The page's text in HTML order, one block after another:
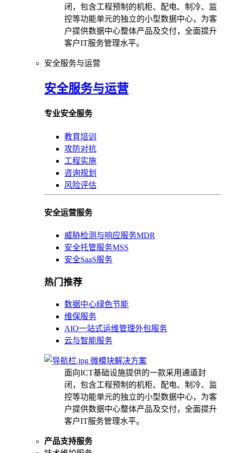
闭，包含工程预制的机柜、配电、制冷、监
控等功能单元的独立的小型数据中心，为客
户提供数据中心整体产品及交付，全面提升
客户IT服务管理水平。
安全服务与运营
安全服务与运营
专业安全服务
教育培训
攻防对抗
工程实施
咨询规划
风险评估
安全运营服务
威胁检测与响应服务MDR
安全托管服务MSS
安全SaaS服务
热门推荐
数据中心绿色节能
维保服务
AIO一站式运维管理外包服务
云与智能服务
微模块解决方案
面向ICT基础设施提供的一款采用通道封
闭，包含工程预制的机柜、配电、制冷、监
控等功能单元的独立的小型数据中心，为客
户提供数据中心整体产品及交付，全面提升
客户IT服务管理水平。
产品支持服务